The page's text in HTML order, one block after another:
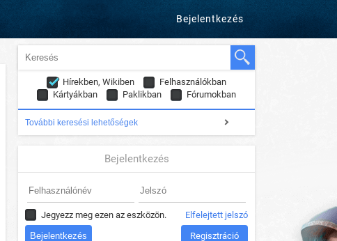
Bejelentkezés
Hírekben, Wikiben
Felhasználókban
Kártyákban
Paklikban Fórumokban
További keresési lehetőségek
Bejelentkezés
Jegyezz meg ezen az eszközön. Elfelejtett jelszó
Regisztráció